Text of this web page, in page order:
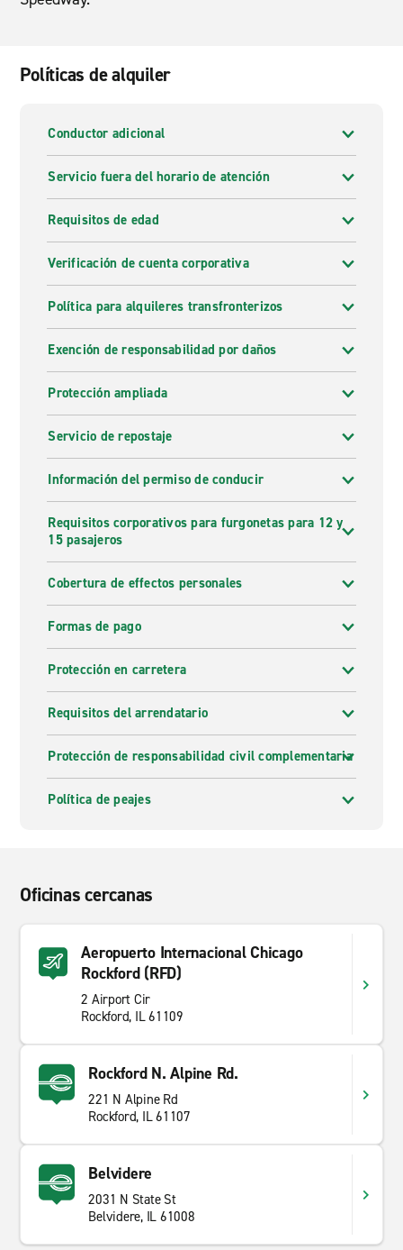
Políticas de alquiler
Conductor adicional
Servicio fuera del horario de atención
Requisitos de edad
Verificación de cuenta corporativa
Política para alquileres transfronterizos
Exención de responsabilidad por daños
Protección ampliada
Servicio de repostaje
Información del permiso de conducir
Requisitos corporativos para furgonetas para 12 y
15 pasajeros
Cobertura de effectos personales
Formas de pago
Protección en carretera
Requisitos del arrendatario
Protección de responsabilidad civil complementaria
Política de peajes
Oficinas cercanas
Aeropuerto Internacional Chicago
Rockford (RFD)
2 Airport Cir
Rockford, IL 61109
Rockford N. Alpine Rd.
221 N Alpine Rd
Rockford, IL 61107
Belvidere
2031 N State St
Belvidere, IL 61008